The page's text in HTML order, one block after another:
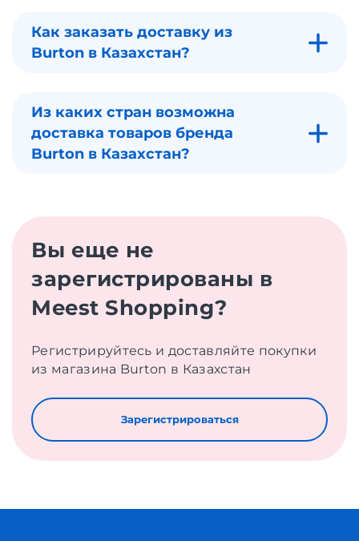
Как заказать доставку из
Burton в Казахстан?
Из каких стран возможна
доставка товаров бренда
Burton в Казахстан?
Вы еще не
зарегистрированы в
Meest Shopping?
Регистрируйтесь и доставляйте покупки
из магазина Burton в Казахстан
Зарегистрироваться